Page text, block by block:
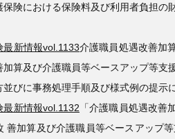
保険における保険料及び利用者負担の
最新情報vol.1133介護職員処遇改善加
加算及び介護職員等ベースアップ等支
並びに事務処理手順及び様式例の提示
最新情報vol.1132 「介護職員処遇改善
善加算及び介護職員等ベースアップ